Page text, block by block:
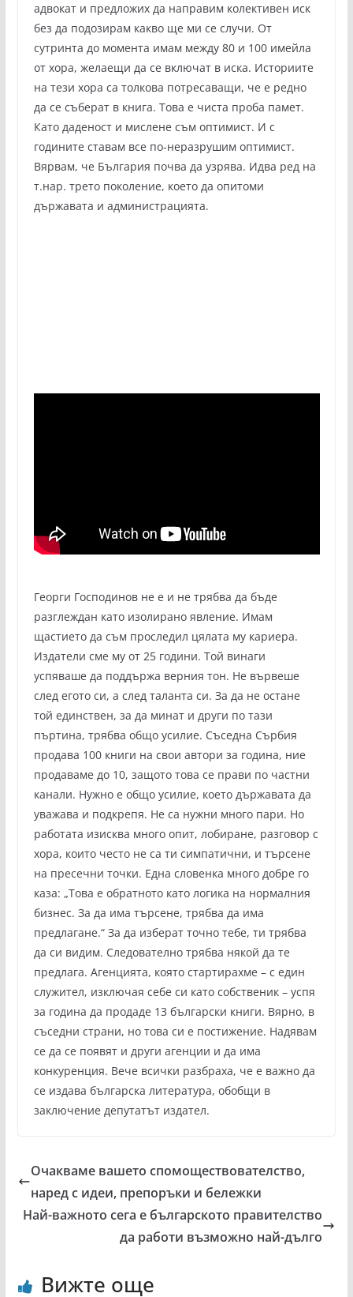
адвокат и предложих да направим колективен иск
без да подозирам какво ще ми се случи. От
сутринта до момента имам между 80 и 100 имейла
от хора, желаещи да се включат в иска. Историите
на тези хора са толкова потресаващи, че е редно
да се съберат в книга. Това е чиста проба памет.
Като даденост и мислене съм оптимист. И с
годините ставам все по-неразрушим оптимист.
Вярвам, че България почва да узрява. Идва ред на
т.нар. трето поколение, което да опитоми
държавата и администрацията.
Георги Господинов не е и не трябва да бъде
разглеждан като изолирано явление. Имам
щастието да съм проследил цялата му кариера.
Издатели сме му от 25 години. Той винаги
успяваше да поддържа верния тон. Не вървеше
след егото си, а след таланта си. За да не остане
той единствен, за да минат и други по тази
пъртина, трябва общо усилие. Съседна Сърбия
продава 100 книги на свои автори за година, ние
продаваме до 10, защото това се прави по частни
канали. Нужно е общо усилие, което държавата да
уважава и подкрепя. Не са нужни много пари. Но
работата изисква много опит, лобиране, разговор с
хора, които често не са ти симпатични, и търсене
на пресечни точки. Една словенка много добре го
каза: „Това е обратното като логика на нормалния
бизнес. За да има търсене, трябва да има
предлагане.“ За да изберат точно тебе, ти трябва
да си видим. Следователно трябва някой да те
предлага. Агенцията, която стартирахме – с един
служител, изключая себе си като собственик – успя
за година да продаде 13 български книги. Вярно, в
съседни страни, но това си е постижение. Надявам
се да се появят и други агенции и да има
конкуренция. Вече всички разбраха, че е важно да
се издава българска литература, обобщи в
заключение депутатът издател.
Очакваме вашето спомоществователство,
наред с идеи, препоръки и бележки
Най-важното сега е българското правителство
да работи възможно най-дълго
Вижте още